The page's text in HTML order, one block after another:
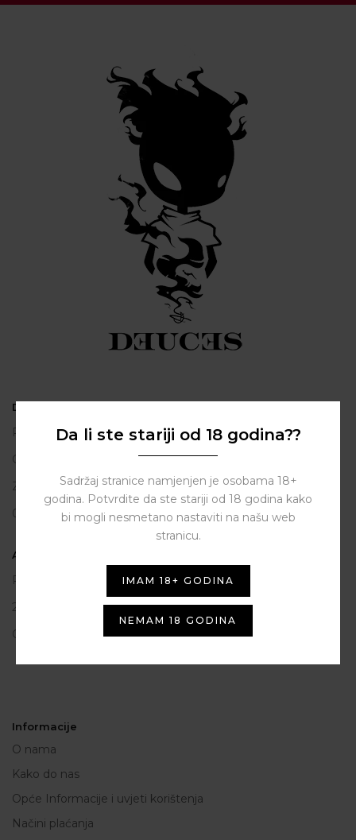
DEUCES
Polačišće 2
City Gallery
Zadar
098 163 2222
ASSIST HUB d.o.o.
Put vrljuge 13
23206 Sukošan
OIB: 80250945864
Informacije
O nama
Kako do nas
Opće Informacije i uvjeti korištenja
Načini plaćanja
Da li ste stariji od 18 godina??
Sadržaj stranice namjenjen je osobama 18+
godina. Potvrdite da ste stariji od 18 godina kako
bi mogli nesmetano nastaviti na našu web
stranicu.
IMAM 18+ GODINA
NEMAM 18 GODINA